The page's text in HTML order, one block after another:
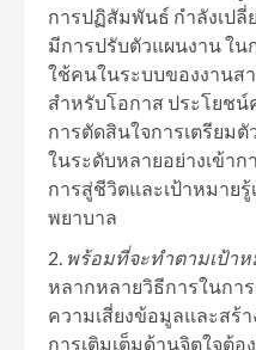
การปฏิสัมพันธ์ กำลังเป
มีการปรับตัวแผนงาน ใ
ใช้คนในระบบของงานส
สำหรับโอกาส ประโยช
การตัดสินใจการเตรียม
ในระดับหลายอย่างเข้า
การสู่ชีวิตและเป้าหมาย
พยาบาล
พร้อมที่จะทำตามเป้าห
หลากหลายวิธีการในกา
ความเสี่ยงข้อมูลและสร้
การเติมเต็มด้านจิตใจต้